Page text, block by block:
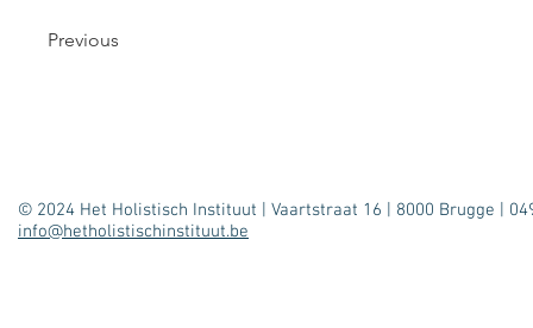
Previous
© 2024 Het Holistisch Instituut | Vaartstraat 16 | 8000 Brugge |
info@hetholistischinstituut.be